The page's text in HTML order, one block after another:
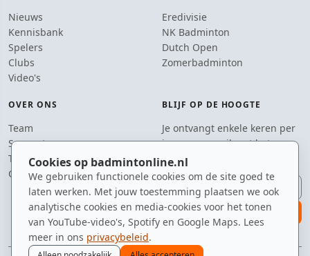
Cookies op badmintonline.nl
We gebruiken functionele cookies om de site goed te
laten werken. Met jouw toestemming plaatsen we ook
analytische cookies en media-cookies voor het tonen
van YouTube-video's, Spotify en Google Maps. Lees
meer in ons privacybeleid.
Nieuws
Kennisbank
Spelers
Clubs
Video's
Eredivisie
NK Badminton
Dutch Open
Zomerbadminton
OVER ONS
Team
Supporters
Tip de redactie
Contact
BLIJF OP DE HOOGTE
Je ontvangt enkele keren per
jaar een e-mail met het
laatste badmintonnieuws.
E-mailadres
aanmelden